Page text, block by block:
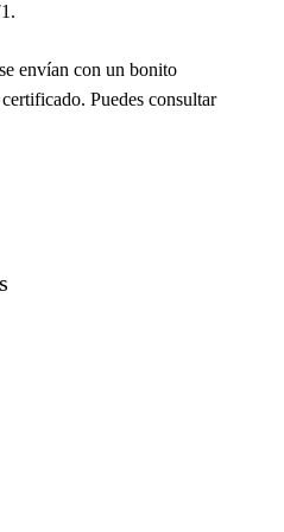
envían con un bonito
Puedes consultar